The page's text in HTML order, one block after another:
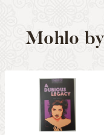
Mohlo